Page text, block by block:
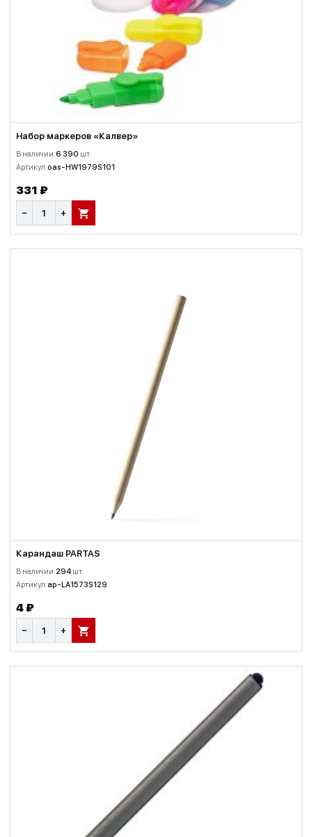
Набор маркеров «Калвер»
В наличии:6 390 шт.
Артикул:oas-HW1979S101
331 ₽
− + В КОРЗИНУ
Карандаш PARTAS
В наличии:294 шт.
Артикул:ap-LA1573S129
4 ₽
− + В КОРЗИНУ